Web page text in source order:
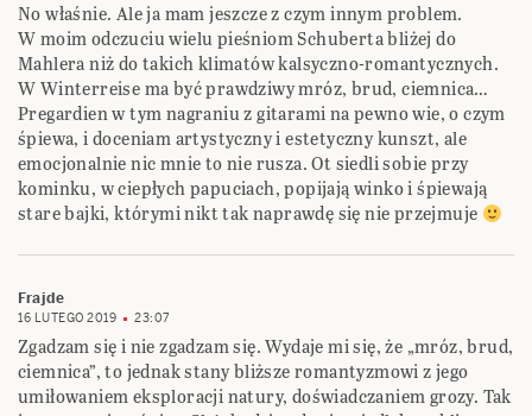
No właśnie. Ale ja mam jeszcze z czym innym problem.
W moim odczuciu wielu pieśniom Schuberta bliżej do
Mahlera niż do takich klimatów kalsyczno-romantycznych.
W Winterreise ma być prawdziwy mróz, brud, ciemnica…
Pregardien w tym nagraniu z gitarami na pewno wie, o czym
śpiewa, i doceniam artystyczny i estetyczny kunszt, ale
emocjonalnie nic mnie to nie rusza. Ot siedli sobie przy
kominku, w ciepłych papuciach, popijają winko i śpiewają
stare bajki, którymi nikt tak naprawdę się nie przejmuje
Frajde
16 LUTEGO 2019 23:07
Zgadzam się i nie zgadzam się. Wydaje mi się, że „mróz, brud,
ciemnica”, to jednak stany bliższe romantyzmowi z jego
umiłowaniem eksploracji natury, doświadczaniem grozy. Tak